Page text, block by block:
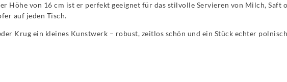
Höhe von 16 cm ist er perfekt geeignet für das stilvolle Servieren von Milch, Saft
auf jeden Tisch.
Krug ein kleines Kunstwerk – robust, zeitlos schön und ein Stück echter